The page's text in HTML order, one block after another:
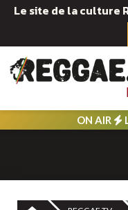
Le site de la culture
ON AIR